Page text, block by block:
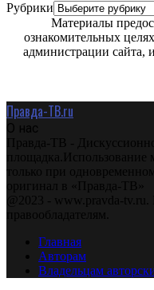
Рубрики
Материалы
ознакомительных
администрации сайта,
Правда-ТВ.ru
О нас
Правда-ТВ -
площадка.Использование
только при
оригинал в «Правда-ТВ»
@2023 - www.pravda-tv.ru.
правообладателям.
Главная
Авторам
Владельцам